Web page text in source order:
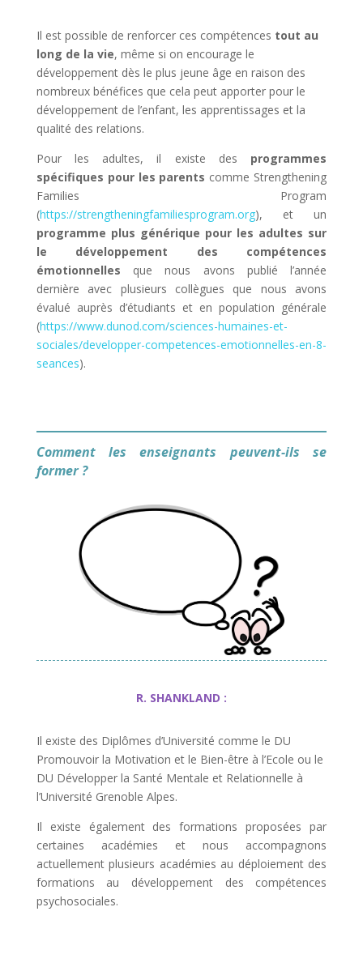
Il est possible de renforcer ces compétences tout au
long de la vie, même si on encourage le
développement dès le plus jeune âge en raison des
nombreux bénéfices que cela peut apporter pour le
développement de l’enfant, les apprentissages et la
qualité des relations.
Pour les adultes, il existe des programmes
spécifiques pour les parents comme Strengthening
Families Program
(https://strengtheningfamiliesprogram.org), et un
programme plus générique pour les adultes sur
le développement des compétences
émotionnelles que nous avons publié l’année
dernière avec plusieurs collègues que nous avons
évalué auprès d’étudiants et en population générale
(https://www.dunod.com/sciences-humaines-et-
sociales/developper-competences-emotionnelles-en-8-
seances).
Comment les enseignants peuvent-ils se
former ?
R. SHANKLAND :
Il existe des Diplômes d’Université comme le DU
Promouvoir la Motivation et le Bien-être à l’Ecole ou le
DU Développer la Santé Mentale et Relationnelle à
l’Université Grenoble Alpes.
Il existe également des formations proposées par
certaines académies et nous accompagnons
actuellement plusieurs académies au déploiement des
formations au développement des compétences
psychosociales.